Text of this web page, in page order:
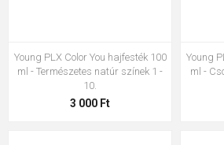
Young PLX Color You hajfesték 100
ml - Természetes natúr színek 1 -
10.
3 000 Ft
Young
ml -